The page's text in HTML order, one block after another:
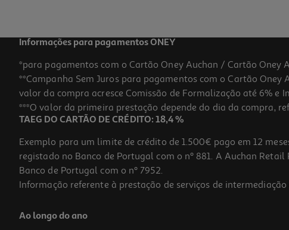
Informações para pagamentos ONEY
*para pagamentos com o Cartão Oney Auchan / Cartão Oney
**Campanha Sem Juros para pagamentos com o Cartão
valor da compra acresce Comissão de Formalização até 6% e
***O valor da primeira prestação depende do dia da compra,
TAEG DO CARTÃO DE CRÉDITO: 18,4 %
Exemplo para um limite de crédito de 1.500€ pago em 12
registado no Banco de Portugal com o nº 881. A Auchan
Banco de Portugal com o nº 7952.
Informação referente à prestação de serviços de intermediação
Ao longo do ano